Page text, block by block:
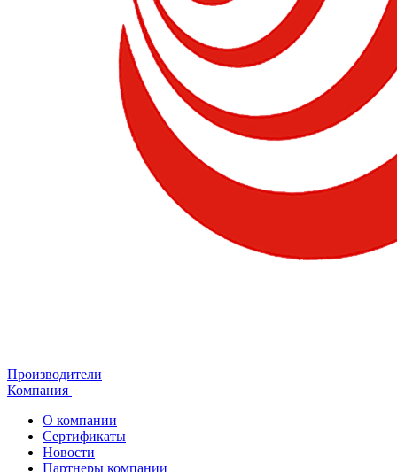
Производители
Компания
О компании
Сертификаты
Новости
Партнеры компании